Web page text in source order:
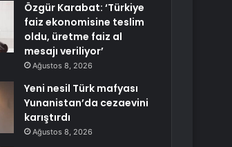
Özgür Karabat: ‘Türkiye
faiz ekonomisine teslim
oldu, üretme faiz al
mesajı veriliyor’
Ağustos 8, 2026
Yeni nesil Türk mafyası
Yunanistan’da cezaevini
karıştırdı
Ağustos 8, 2026